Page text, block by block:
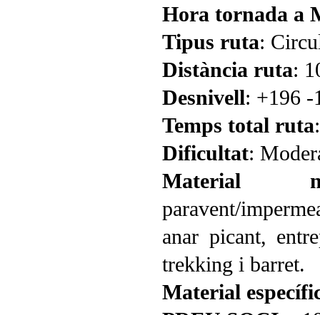
Hora tornada a
Tipus ruta:
Distància ruta:
Desnivell: +196 -
Temps total ruta
Dificultat:
Material
paravent/
anar picant,
trekking i barret.
Material